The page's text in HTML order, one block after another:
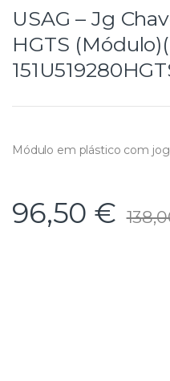
USAG – Jg
HGTS
Módulo em plástico com
96,50 €